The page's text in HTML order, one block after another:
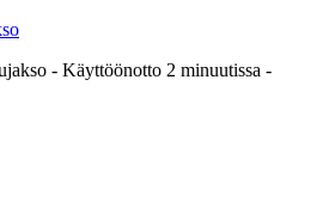
- Käyttöönotto 2 minuutissa -